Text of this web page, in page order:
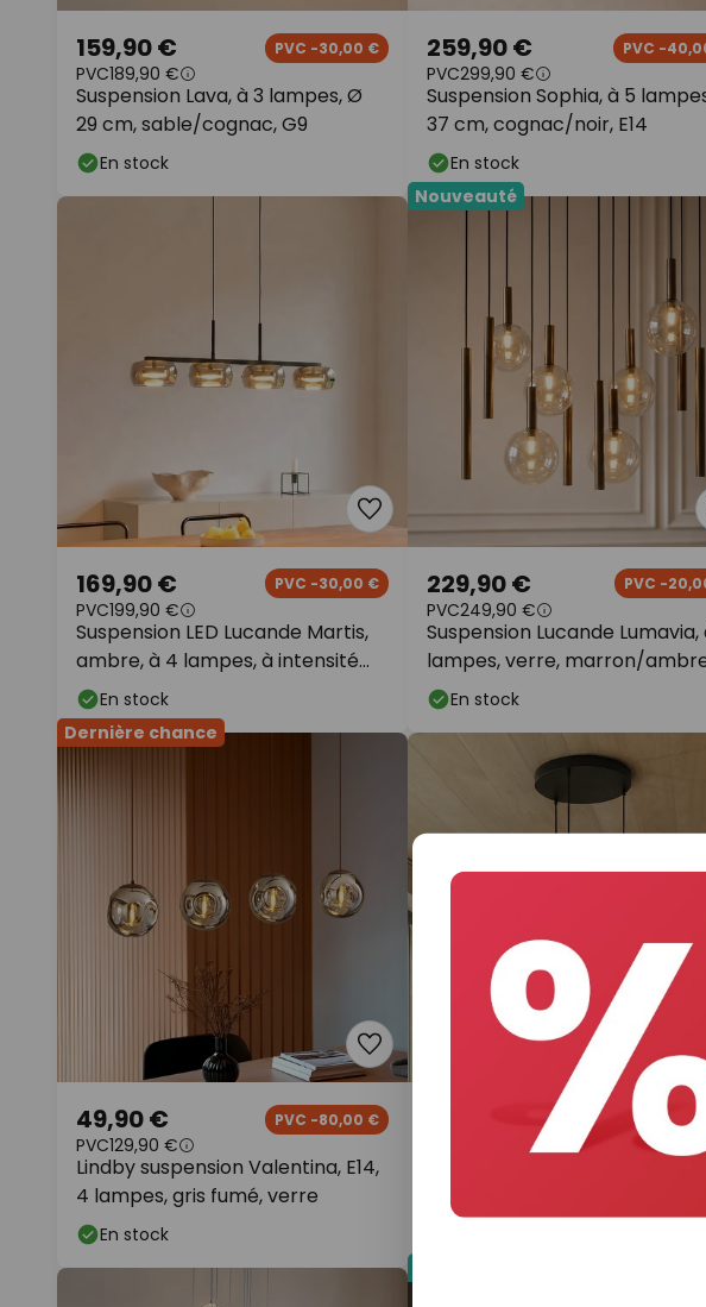
Suspension Lava, à 3 lampes, Ø
29 cm, sable/cognac, G9
159,90 € PVC -30,00 €
PVC189,90 €
En stock
Suspension Sophia, à 5
37 cm, cognac/noir, E14
259,90 € PVC -
PVC299,90 €
En stock
Suspension LED Lucande Martis,
ambre, à 4 lampes, à intensité
variable
169,90 € PVC -30,00 €
PVC199,90 €
En stock
Nouveauté
Suspension Lucande Lumavia,
lampes, verre, marron/
G9
229,90 € PVC -
PVC249,90 €
En stock
Dernière chance
Lindby suspension Valentina, E14,
4 lampes, gris fumé, verre
49,90 € PVC -80,00 €
PVC129,90 €
En stock
PVC -
189,90 €